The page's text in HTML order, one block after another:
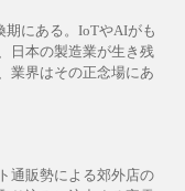
期にある。IoTやAIがも
日本の製造業が生き残
業界はその正念場にあ
通販勢による郊外店の